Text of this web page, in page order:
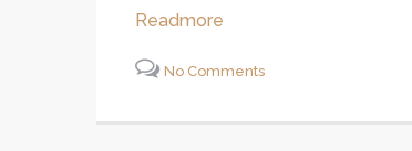
Readmore
No Comments